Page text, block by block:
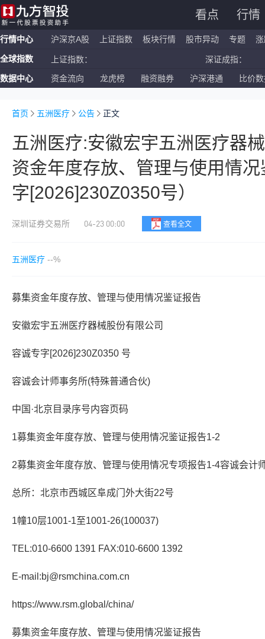
看点 行情
行情中心 沪深京A股 上证指数 板块行情 股市异动 专题
全球指数 上证指数： 深证成指：
恒生指数： 国企指数：
数据中心 资金流向 龙虎榜 融资融券 沪深港通 比价
首页 五洲医疗 公告 正文
五洲医疗:安徽宏宇五洲医疗器
资金年度存放、管理与使用情
字[2026]230Z0350号）
深圳证券交易所 04-23 00:00 查看全文
五洲医疗 --%
募集资金年度存放、管理与使用情况鉴证报告
安徽宏宇五洲医疗器械股份有限公司
容诚专字[2026]230Z0350 号
容诚会计师事务所(特殊普通合伙)
中国·北京目录序号内容页码
1募集资金年度存放、管理与使用情况鉴证报告1-2
2募集资金年度存放、管理与使用情况专项报告1-4容诚会计
总所：北京市西城区阜成门外大街22号
1幢10层1001-1至1001-26(100037)
TEL:010-6600 1391 FAX:010-6600 1392
E-mail:bj@rsmchina.com.cn
https://www.rsm.global/china/
募集资金年度存放、管理与使用情况鉴证报告